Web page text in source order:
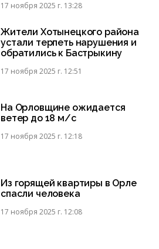
17 ноября 2025 г. 13:28
Жители Хотынецкого района
устали терпеть нарушения и
обратились к Бастрыкину
17 ноября 2025 г. 12:51
На Орловщине ожидается
ветер до 18 м/с
17 ноября 2025 г. 12:18
Из горящей квартиры в Орле
спасли человека
17 ноября 2025 г. 12:08